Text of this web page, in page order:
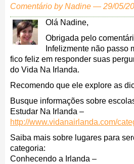
Comentário by Nadine — 29/05/
Olá Nadine,
Obrigada pelo
Infelizmente não passo
fico feliz em responder suas
do Vida Na Irlanda.
Recomendo que ele explore as
Busque informações sobre
Estudar Na Irlanda –
http://www.vidanairlanda.com/
Saiba mais sobre lugares para
categoria:
Conhecendo a Irlanda –